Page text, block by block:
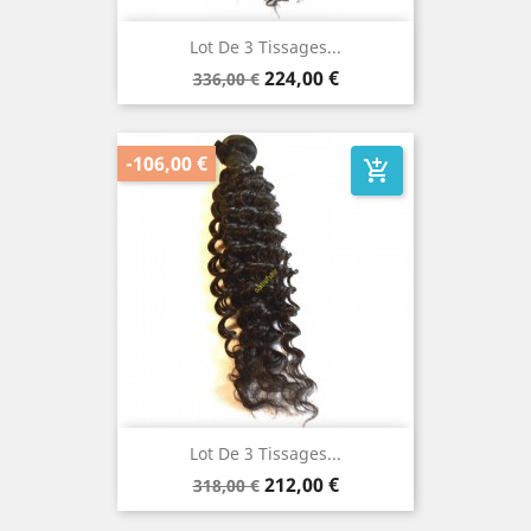
Lot De 3 Tissages...
Prix
de
336,00 € Prix
224,00 €
Lot De 3 Tissages...
Prix
de
318,00 € Prix
212,00 €
-106,00 € add_shopping_cart